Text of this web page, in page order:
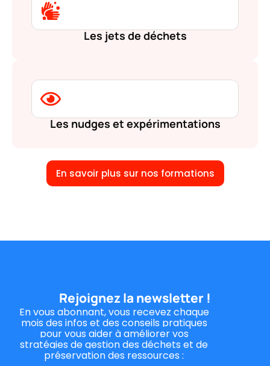
Les jets de déchets
Les nudges et expérimentations
En savoir plus sur nos formations
Rejoignez la newsletter !
En vous abonnant, vous recevez chaque
mois des infos et des conseils pratiques
pour vous aider àaméliorer vos
stratégies de gestion des déchets et de
préservation des ressources :